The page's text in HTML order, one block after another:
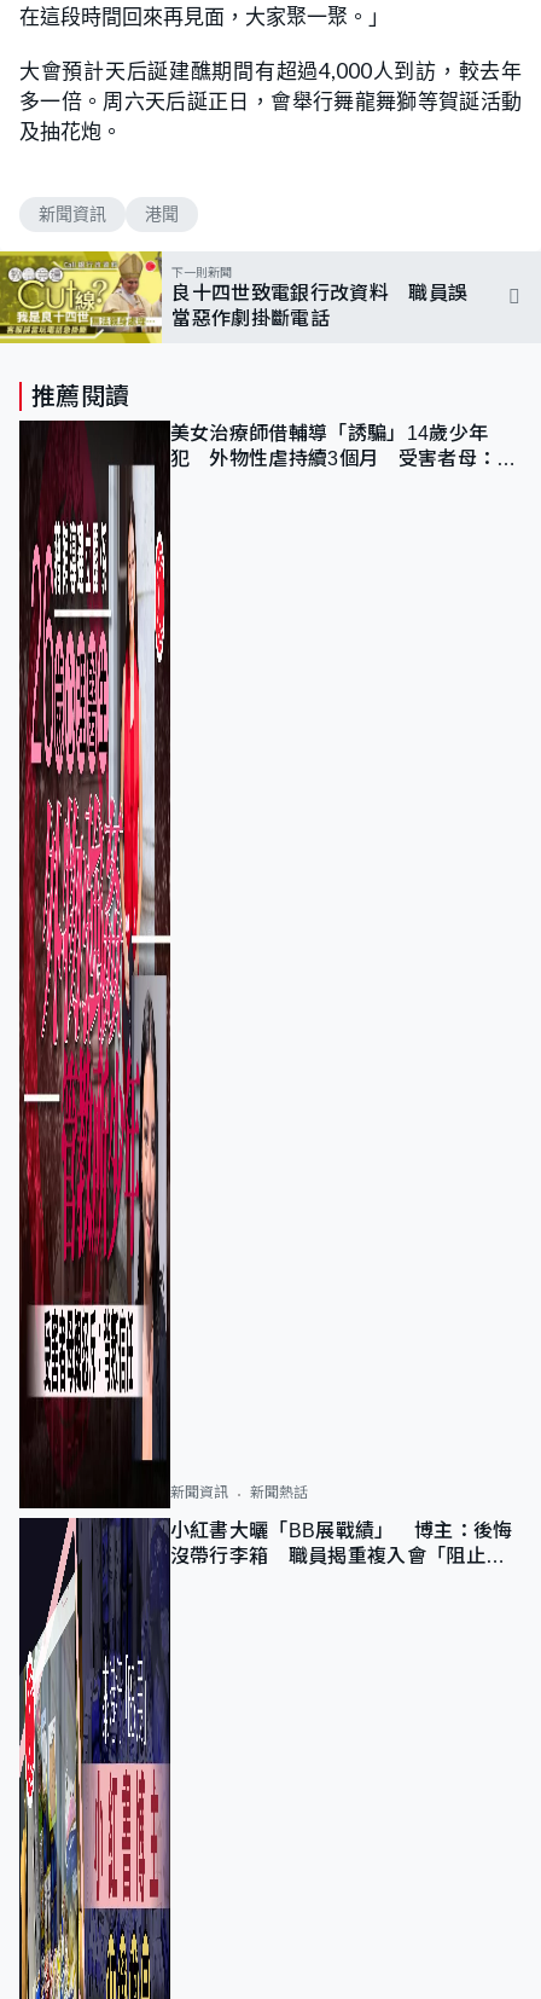
在這段時間回來再見面，大家聚一聚。」
大會預計天后誕建醮期間有超過4,000人到訪，較去年
多一倍。周六天后誕正日，會舉行舞龍舞獅等賀誕活動
及抽花炮。
新聞資訊 港聞
下一則新聞
良十四世致電銀行改資料 職員誤
當惡作劇掛斷電話
推薦閱讀
美女治療師借輔導「誘騙」14歲少年
犯 外物性虐持續3個月 受害者母：要
新聞資訊 新聞熱話
小紅書大曬「BB展戰績」 博主：後悔
沒帶行李箱 職員揭重複入會「阻止唔